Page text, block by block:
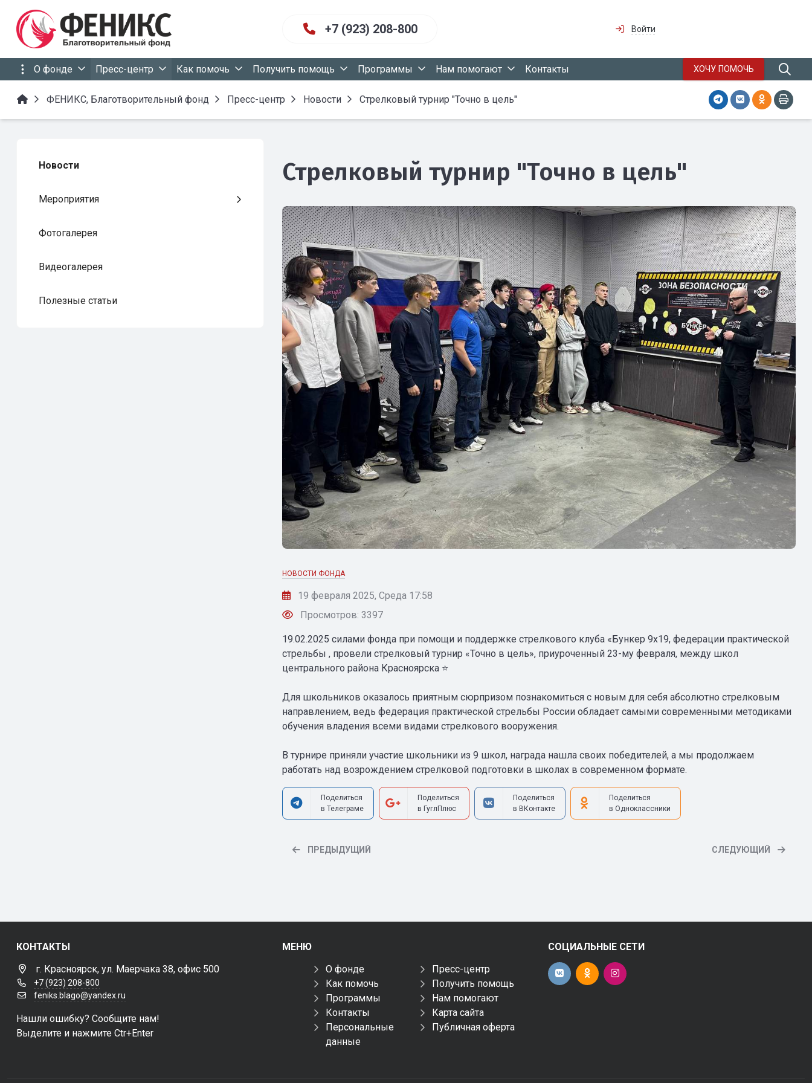
+7 (923) 208-800 Войти
О фонде Пресс-центр Как помочь Получить помощь Программы Нам помогают Контакты ХОЧУ ПОМОЧЬ
ФЕНИКС, Благотворительный фонд Пресс-центр Новости Стрелковый турнир "Точно в цель"
Новости
Мероприятия
Фотогалерея
Видеогалерея
Полезные статьи
Стрелковый турнир "Точно в цель"
НОВОСТИ ФОНДА
19 февраля 2025, Среда 17:58
Просмотров: 3397
19.02.2025 силами фонда при помощи и поддержке стрелкового клуба «Бункер 9х19, федерации практической
стрельбы , провели стрелковый турнир «Точно в цель», приуроченный 23-му февраля, между школ
центрального района Красноярска ⭐️
Для школьников оказалось приятным сюрпризом познакомиться с новым для себя абсолютно стрелковым
направлением, ведь федерация практической стрельбы России обладает самыми современными методиками
обучения владения всеми видами стрелкового вооружения.
В турнире приняли участие школьники из 9 школ, награда нашла своих победителей, а мы продолжаем
работать над возрождением стрелковой подготовки в школах в современном формате.
Поделиться
в Телеграме
Поделиться
в ГуглПлюс
Поделиться
в ВКонтакте
Поделиться
в Одноклассники
ПРЕДЫДУЩИЙ СЛЕДУЮЩИЙ
КОНТАКТЫ
г. Красноярск, ул. Маерчака 38, офис 500
+7 (923) 208-800
feniks.blago@yandex.ru
Нашли ошибку? Сообщите нам!
Выделите и нажмите Ctr+Enter
МЕНЮ
О фонде
Пресс-центр
Как помочь
Получить помощь
Программы
Нам помогают
Контакты
Карта сайта
Персональные
данные
Публичная оферта
СОЦИАЛЬНЫЕ СЕТИ